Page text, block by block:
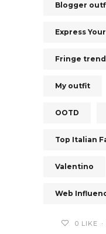
Blogger
Express
Fringe trend
My outfit
OOTD
Top Italian
Valentino
Web
0 LIKE